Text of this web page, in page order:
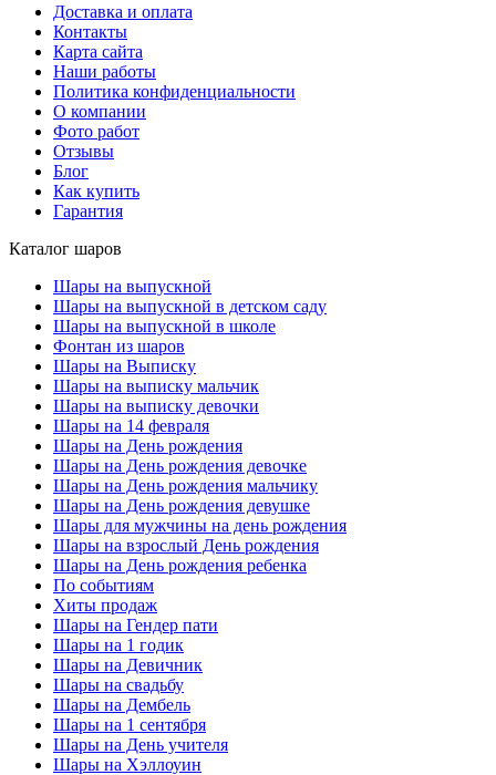
Доставка и оплата
Контакты
Карта сайта
Наши работы
Политика конфиденциальности
О компании
Фото работ
Отзывы
Блог
Как купить
Гарантия
Каталог шаров
Шары на выпускной
Шары на выпускной в детском саду
Шары на выпускной в школе
Фонтан из шаров
Шары на Выписку
Шары на выписку мальчик
Шары на выписку девочки
Шары на 14 февраля
Шары на День рождения
Шары на День рождения девочке
Шары на День рождения мальчику
Шары на День рождения девушке
Шары для мужчины на день рождения
Шары на взрослый День рождения
Шары на День рождения ребенка
По событиям
Хиты продаж
Шары на Гендер пати
Шары на 1 годик
Шары на Девичник
Шары на свадьбу
Шары на Дембель
Шары на 1 сентября
Шары на День учителя
Шары на Хэллоуин